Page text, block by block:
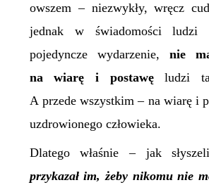
owszem – niezwykły, wręcz
jednak w świadomości ludzi
pojedyncze wydarzenie, nie
na wiarę i postawęludzi
A przede wszystkim – na wiarę i
uzdrowionego człowieka.
Dlatego właśnie – jak
przykazał im, żeby nikomu nie